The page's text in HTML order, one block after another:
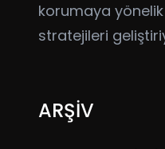
korumaya
stratejileri
ARŞİV